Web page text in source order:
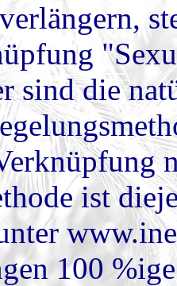
sind die
ist
100